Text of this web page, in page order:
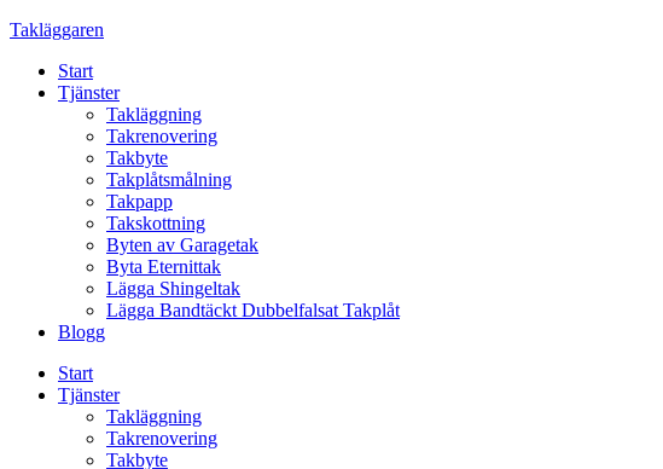
Skip
content
Takläggaren
Start
Tjänster
Takläggning
Takrenovering
Takbyte
Takplåtsmålning
Takpapp
Takskottning
Byten av Garagetak
Byta Eternittak
Lägga Shingeltak
Lägga Bandtäckt Dubbelfalsat Takplåt
Blogg
Start
Tjänster
Takläggning
Takrenovering
Takbyte